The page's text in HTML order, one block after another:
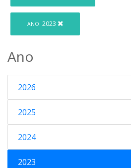
ANO: 2023
Ano
2026
2025
2024
2023